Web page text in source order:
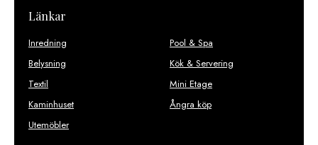
Länkar
Inredning
Belysning
Textil
Kaminhuset
Utemöbler
Pool & Spa
Kök & Servering
Mini Etage
Ångra köp